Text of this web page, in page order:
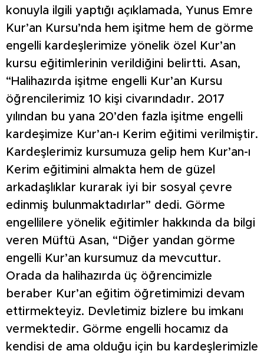
konuyla ilgili yaptığı açıklamada, Yunus Emre
Kur’an Kursu’nda hem işitme hem de görme
engelli kardeşlerimize yönelik özel Kur’an
kursu eğitimlerinin verildiğini belirtti. Asan,
“Halihazırda işitme engelli Kur’an Kursu
öğrencilerimiz 10 kişi civarındadır. 2017
yılından bu yana 20’den fazla işitme engelli
kardeşimize Kur’an-ı Kerim eğitimi verilmiştir.
Kardeşlerimiz kursumuza gelip hem Kur’an-ı
Kerim eğitimini almakta hem de güzel
arkadaşlıklar kurarak iyi bir sosyal çevre
edinmiş bulunmaktadırlar” dedi. Görme
engellilere yönelik eğitimler hakkında da bilgi
veren Müftü Asan, “Diğer yandan görme
engelli Kur’an kursumuz da mevcuttur.
Orada da halihazırda üç öğrencimizle
beraber Kur’an eğitim öğretimimizi devam
ettirmekteyiz. Devletimiz bizlere bu imkanı
vermektedir. Görme engelli hocamız da
kendisi de ama olduğu için bu kardeşlerimizle